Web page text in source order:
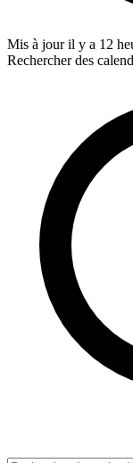
Mis à jour il y a 12
Rechercher des